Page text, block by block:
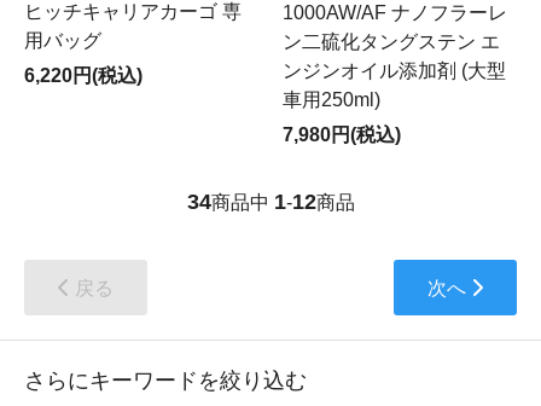
ヒッチキャリアカーゴ 専
用バッグ
6,220円(税込)
1000AW/AF ナノフラーレ
ン二硫化タングステン エ
ンジンオイル添加剤 (大型
車用250ml)
7,980円(税込)
34商品中 1-12商品
戻る 次へ
さらにキーワードを絞り込む